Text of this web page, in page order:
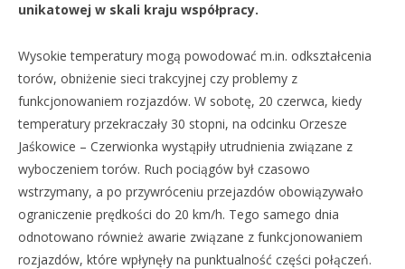
unikatowej w skali kraju współpracy.
Wysokie temperatury mogą powodować m.in. odkształcenia
torów, obniżenie sieci trakcyjnej czy problemy z
funkcjonowaniem rozjazdów. W sobotę, 20 czerwca, kiedy
temperatury przekraczały 30 stopni, na odcinku Orzesze
Jaśkowice – Czerwionka wystąpiły utrudnienia związane z
wyboczeniem torów. Ruch pociągów był czasowo
wstrzymany, a po przywróceniu przejazdów obowiązywało
ograniczenie prędkości do 20 km/h. Tego samego dnia
odnotowano również awarie związane z funkcjonowaniem
rozjazdów, które wpłynęły na punktualność części połączeń.